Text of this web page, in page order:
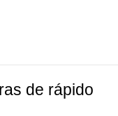
de rápido